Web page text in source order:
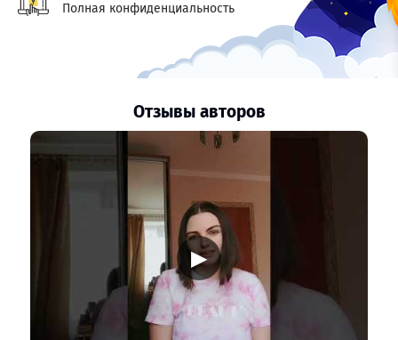
Полная конфиденциальность
Отзывы авторов
▶